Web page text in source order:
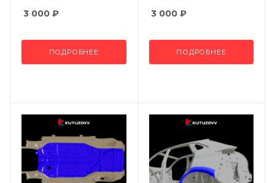
3 000 ₽
ПОДРОБНЕЕ
3 000₽
ПОДРОБНЕЕ